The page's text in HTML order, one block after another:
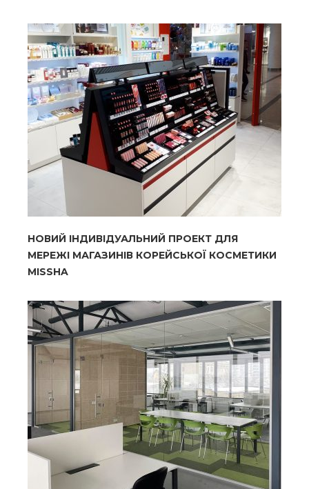
НОВИЙ ІНДИВІДУАЛЬНИЙ ПРОЕКТ ДЛЯ
МЕРЕЖІ МАГАЗИНІВ КОРЕЙСЬКОЇ КОСМЕТИКИ
MISSHA